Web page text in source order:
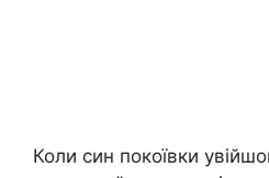
Коли син покоївки